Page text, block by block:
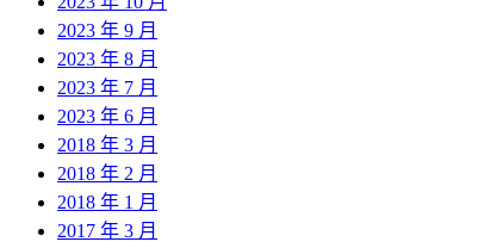
2023 年 9 月
2023 年 8 月
2023 年 7 月
2023 年 6 月
2018 年 3 月
2018 年 2 月
2018 年 1 月
2017 年 3 月